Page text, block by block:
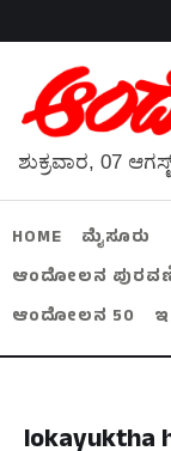
ಶುಕ್ರವಾರ, 07
HOME ಮೈಸೂರು
ಆಂದೋಲನ
ಆಂದೋಲನ 50
lokayuktha